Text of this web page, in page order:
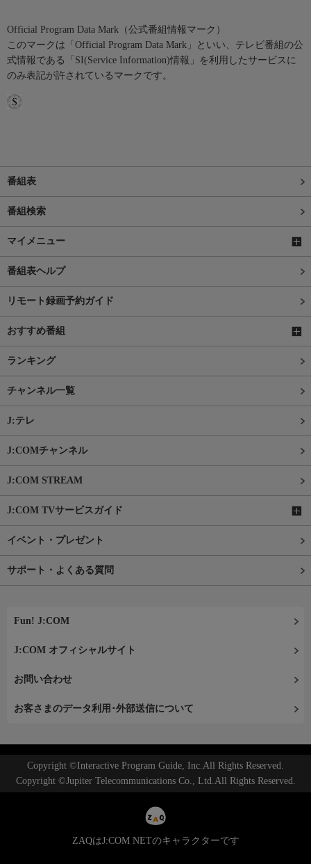
Official Program Data Mark（公式番組情報マーク）
このマークは「Official Program Data Mark」といい、テレビ番組の公
式情報である「SI(Service Information)情報」を利用したサービスに
のみ表記が許されているマークです。
番組表
番組検索
マイメニュー
番組表ヘルプ
リモート録画予約ガイド
おすすめ番組
ランキング
チャンネル一覧
J:テレ
J:COMチャンネル
J:COM STREAM
J:COM TVサービスガイド
イベント・プレゼント
サポート・よくある質問
Fun! J:COM
J:COM オフィシャルサイト
お問い合わせ
お客さまのデータ利用･外部送信について
Copyright ©Interactive Program Guide, Inc.All Rights Reserved.
Copyright ©Jupiter Telecommunications Co., Ltd.All Rights Reserved.
ZAQはJ:COM NETのキャラクターです